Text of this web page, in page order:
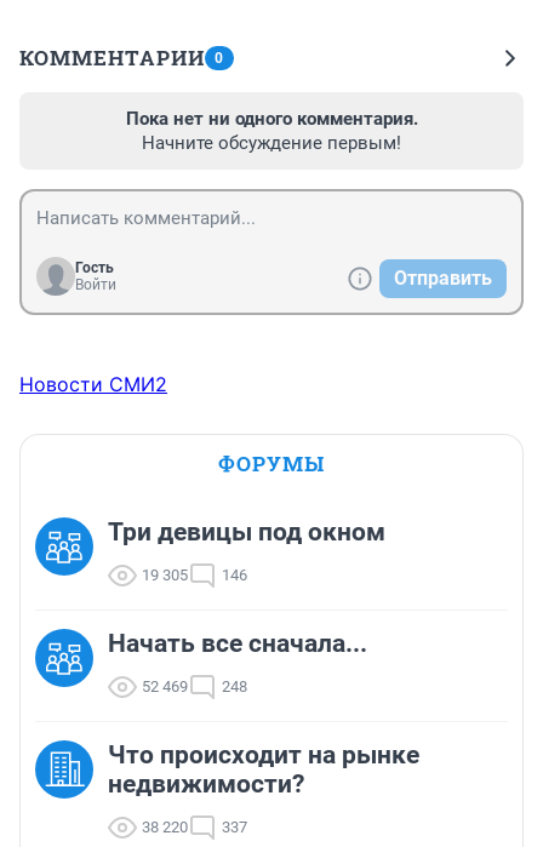
КОММЕНТАРИИ 0
Пока нет ни одного комментария.
Начните обсуждение первым!
Гость
Войти
Отправить
Новости СМИ2
ФОРУМЫ
Три девицы под окном
19 305 146
Начать все сначала...
52 469 248
Что происходит на рынке
недвижимости?
38 220 337